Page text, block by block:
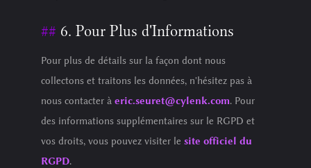
6. Pour Plus d'Informations
Pour plus de détails sur la façon dont nous
collectons et traitons les données, n'hésitez pas à
nous contacter à eric.seuret@cylenk.com. Pour
des informations supplémentaires sur le RGPD et
vos droits, vous pouvez visiter le site officiel du
RGPD.